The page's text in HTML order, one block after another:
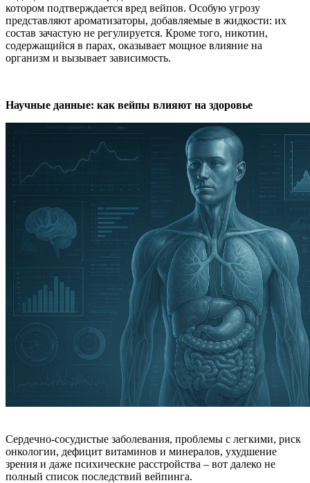
котором подтверждается вред вейпов. Особую угрозу
представляют ароматизаторы, добавляемые в жидкости: их
состав зачастую не регулируется. Кроме того, никотин,
содержащийся в парах, оказывает мощное влияние на
организм и вызывает зависимость.
Научные данные: как вейпы влияют на здоровье
Сердечно-сосудистые заболевания, проблемы с легкими, риск
онкологии, дефицит витаминов и минералов, ухудшение
зрения и даже психические расстройства – вот далеко не
полный список последствий вейпинга.